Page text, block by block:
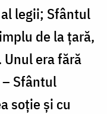
legii; Sfântul
de la țară,
era fără
Sfântul
soție și cu